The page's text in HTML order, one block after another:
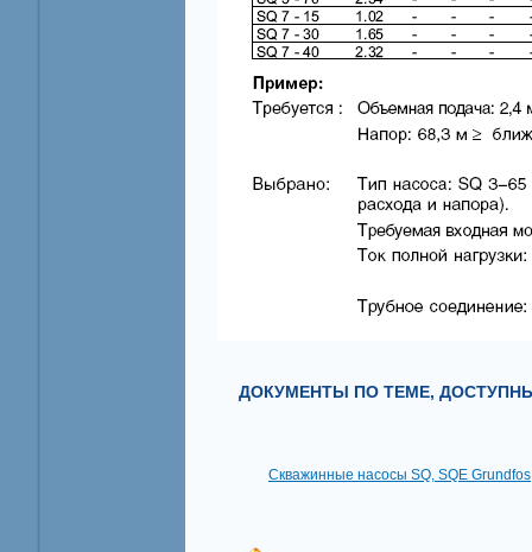
ДОКУМЕНТЫ ПО ТЕМЕ,
Скважинные насосы SQ, SQE Grundfos